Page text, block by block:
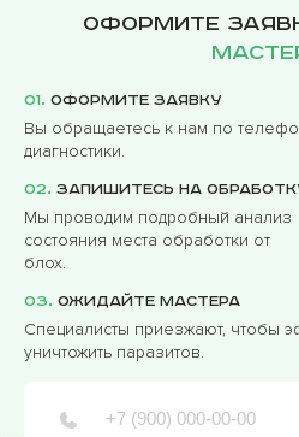
Оформите
01. Оформите заявку
Вы обращаетесь к нам по
диагностики.
02. Запишитесь на
Мы проводим подробный анализ
состояния места обработки от
блох.
03. Ожидайте мастера
Специалисты приезжают, чтобы
уничтожить паразитов.